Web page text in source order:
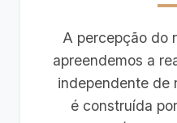
A percepção do
apreendemos a
independente de
é construída